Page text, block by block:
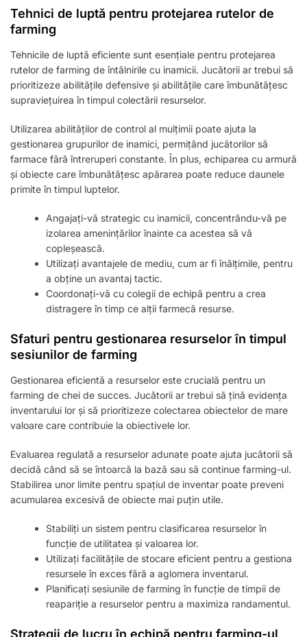
Tehnici de luptă pentru protejarea rutelor de
farming
Tehnicile de luptă eficiente sunt esențiale pentru protejarea
rutelor de farming de întâlnirile cu inamicii. Jucătorii ar trebui să
prioritizeze abilitățile defensive și abilitățile care îmbunătățesc
supraviețuirea în timpul colectării resurselor.
Utilizarea abilităților de control al mulțimii poate ajuta la
gestionarea grupurilor de inamici, permițând jucătorilor să
farmace fără întreruperi constante. În plus, echiparea cu armură
și obiecte care îmbunătățesc apărarea poate reduce daunele
primite în timpul luptelor.
Angajați-vă strategic cu inamicii, concentrându-vă pe
izolarea amenințărilor înainte ca acestea să vă
copleșească.
Utilizați avantajele de mediu, cum ar fi înălțimile, pentru
a obține un avantaj tactic.
Coordonați-vă cu colegii de echipă pentru a crea
distragere în timp ce alții farmecă resurse.
Sfaturi pentru gestionarea resurselor în timpul
sesiunilor de farming
Gestionarea eficientă a resurselor este crucială pentru un
farming de chei de succes. Jucătorii ar trebui să țină evidența
inventarului lor și să prioritizeze colectarea obiectelor de mare
valoare care contribuie la obiectivele lor.
Evaluarea regulată a resurselor adunate poate ajuta jucătorii să
decidă când să se întoarcă la bază sau să continue farming-ul.
Stabilirea unor limite pentru spațiul de inventar poate preveni
acumularea excesivă de obiecte mai puțin utile.
Stabiliți un sistem pentru clasificarea resurselor în
funcție de utilitatea și valoarea lor.
Utilizați facilitățile de stocare eficient pentru a gestiona
resursele în exces fără a aglomera inventarul.
Planificați sesiunile de farming în funcție de timpii de
reapariție a resurselor pentru a maximiza randamentul.
Strategii de lucru în echipă pentru farming-ul